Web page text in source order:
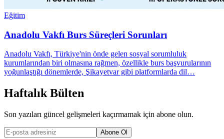
Eğitim
Anadolu Vakfı Burs Süreçleri Sorunları
Anadolu Vakfı, Türkiye'nin önde gelen sosyal sorumluluk
kurumlarından biri olmasına rağmen, özellikle burs başvurularının
yoğunlaştığı dönemlerde, Şikayetvar gibi platformlarda dil…
Haftalık Bülten
Son yazıları güncel gelişmeleri kaçırmamak için abone olun.
Abone Ol